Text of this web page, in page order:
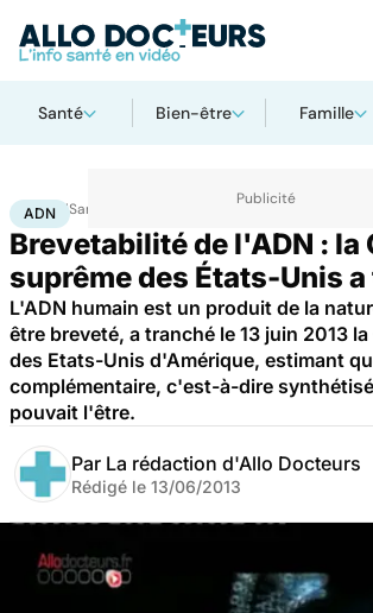
Santé Bien-être Famille
AccueilSanté
ADN
Brevetabilité de l'ADN : la
suprême des États-Unis
L'ADN humain est un produit de la
être breveté, a tranché le 13 juin 2013
des Etats-Unis d'Amérique, estimant
complémentaire, c'est-à-dire
pouvait l'être.
Par La rédaction d'Allo Docteurs
Rédigé le 13/06/2013